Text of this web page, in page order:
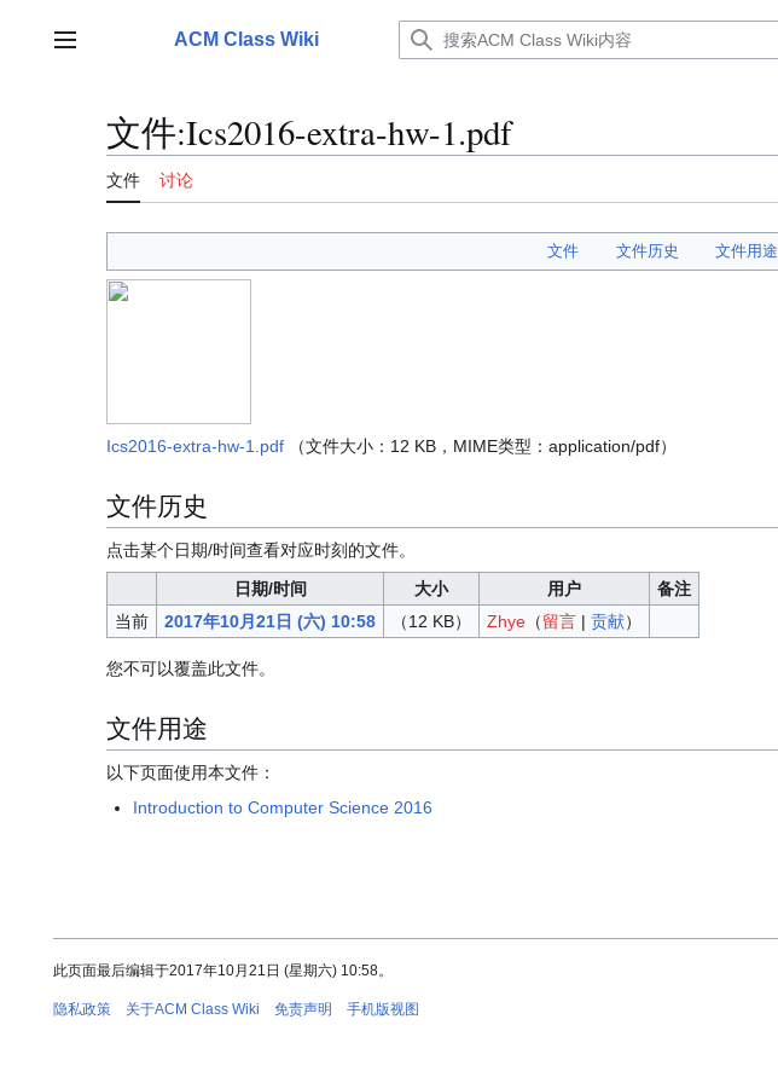
主菜单 ACM Class Wiki
文件:Ics2016-extra-hw-1.pdf
文件 讨论
文件 文件历史 文件用途
Ics2016-extra-hw-1.pdf （文件大小：12 KB，MIME类型： application/pdf）
文件历史
点击某个日期/时间查看对应时刻的文件。
日期/时间
大小 用户
备注
当前
2017年10月21日 (六) 10:58 （12 KB） Zhye（留言| 贡献）
您不可以覆盖此文件。
文件用途
以下页面使用本文件：
Introduction to Computer Science 2016
此页面最后编辑于2017年10月21日 (星期六) 10:58。
隐私政策 关于ACM Class Wiki 免责声明 手机版视图